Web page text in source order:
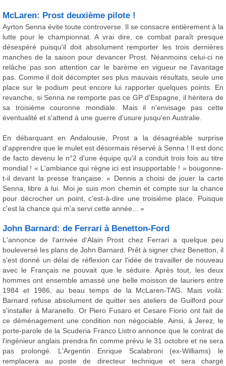
McLaren: Prost deuxième pilote !
Ayrton Senna évite toute controverse. Il se consacre entièrement à la
lutte pour le championnat. A vrai dire, ce combat paraît presque
désespéré puisqu'il doit absolument remporter les trois dernières
manches de la saison pour devancer Prost. Néanmoins celui-ci ne
relâche pas son attention car le barème en vigueur ne l'avantage
pas. Comme il doit décompter ses plus mauvais résultats, seule une
place sur le podium peut encore lui rapporter quelques points. En
revanche, si Senna ne remporte pas ce GP d'Espagne, il héritera de
sa troisième couronne mondiale. Mais il n'envisage pas cette
éventualité et s'attend à une guerre d'usure jusqu'en Australie.
En débarquant en Andalousie, Prost a la désagréable surprise
d'apprendre que le mulet est désormais réservé à Senna ! Il est donc
de facto devenu le n°2 d'une équipe qu'il a conduit trois fois au titre
mondial ! « L'ambiance qui règne ici est insupportable ! » bougonne-
t-il devant la presse française. « Dennis a choisi de jouer la carte
Senna, libre à lui. Moi je suis mon chemin et compte sur la chance
pour décrocher un point, c'est-à-dire une troisième place. Puisque
c'est la chance qui m'a servi cette année... »
John Barnard: de Ferrari à Benetton-Ford
L'annonce de l'arrivée d'Alain Prost chez Ferrari a quelque peu
bouleversé les plans de John Barnard. Prêt à signer chez Benetton, il
s'est donné un délai de réflexion car l'idée de travailler de nouveau
avec le Français ne pouvait que le séduire. Après tout, les deux
hommes ont ensemble amassé une belle moisson de lauriers entre
1984 et 1986, au beau temps de la McLaren-TAG. Mais voilà:
Barnard refuse absolument de quitter ses ateliers de Guilford pour
s'installer à Maranello. Or Piero Fusaro et Cesare Fiorio ont fait de
ce déménagement une condition non négociable. Ainsi, à Jerez, le
porte-parole de la Scuderia Franco Listro annonce que le contrat de
l'ingénieur anglais prendra fin comme prévu le 31 octobre et ne sera
pas prolongé. L'Argentin Enrique Scalabroni (ex-Williams) le
remplacera au poste de directeur technique et sera chargé